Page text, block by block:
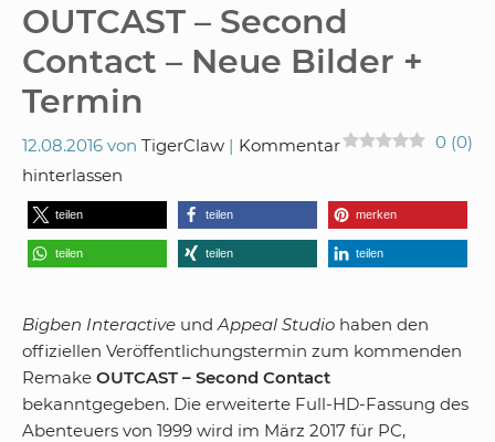
OUTCAST – Second
Contact – Neue Bilder +
Termin
12.08.2016 von TigerClaw 0 (0)
Kommentar
hinterlassen
teilen teilen merken
teilen teilen teilen
Bigben Interactive undAppeal Studio haben den
offiziellen Veröffentlichungstermin zum kommenden
Remake OUTCAST – Second Contact
bekanntgegeben. Die erweiterte Full-HD-Fassung des
Abenteuers von 1999 wird im März 2017 für PC,